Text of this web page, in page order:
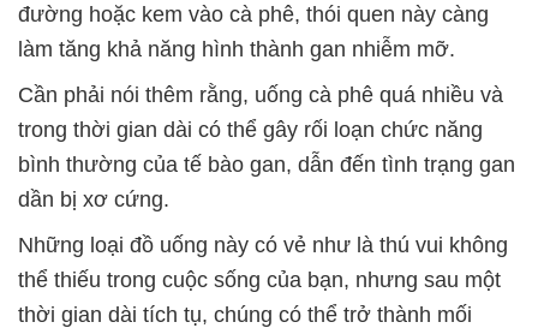
đường hoặc kem vào cà phê, thói quen này càng
làm tăng khả năng hình thành gan nhiễm mỡ.
Cần phải nói thêm rằng, uống cà phê quá nhiều và
trong thời gian dài có thể gây rối loạn chức năng
bình thường của tế bào gan, dẫn đến tình trạng gan
dần bị xơ cứng.
Những loại đồ uống này có vẻ như là thú vui không
thể thiếu trong cuộc sống của bạn, nhưng sau một
thời gian dài tích tụ, chúng có thể trở thành mối